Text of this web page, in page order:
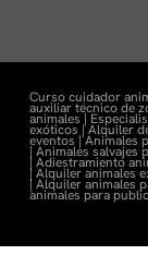
Curso cuidador
auxiliar técnico de
animales |
exóticos |Alquiler
eventos |Animales
| Animales salvajes
| Adiestramiento
| Alquiler animales
| Alquiler animales
animales para